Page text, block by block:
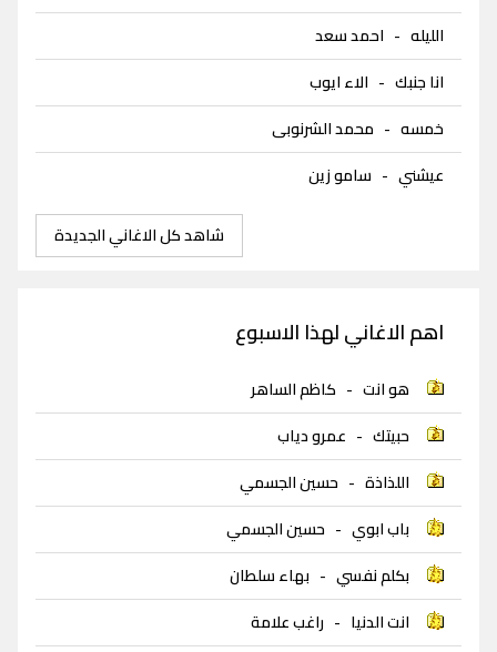
الليله - احمد سعد
انا جنبك - الاء ايوب
خمسه - محمد الشرنوبى
عيشني - سامو زين
شاهد كل الاغاني الجديدة
اهم الاغاني لهذا الاسبوع
هو انت - كاظم الساهر
حبيتك - عمرو دياب
اللذاذة - حسين الجسمي
باب ابوي - حسين الجسمي
بكلم نفسي - بهاء سلطان
انت الدنيا - راغب علامة